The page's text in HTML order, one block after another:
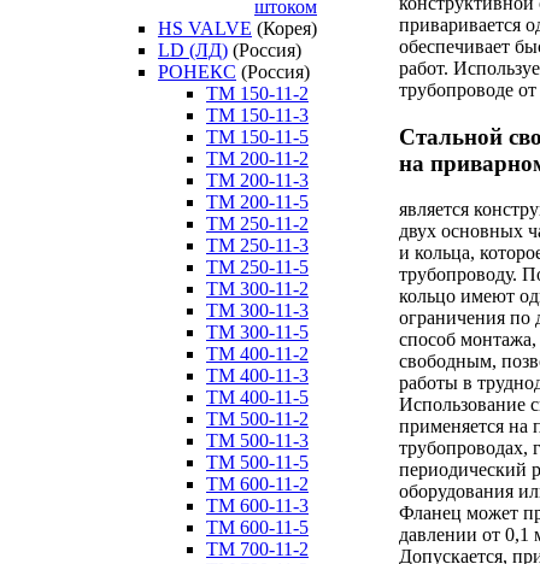
штоком
HS VALVE (Корея)
LD (ЛД) (Россия)
РОНЕКС (Россия)
ТM 150-11-2
ТM 150-11-3
ТM 150-11-5
ТM 200-11-2
ТM 200-11-3
ТM 200-11-5
ТM 250-11-2
ТM 250-11-3
ТM 250-11-5
ТM 300-11-2
ТM 300-11-3
ТM 300-11-5
ТM 400-11-2
ТM 400-11-3
ТM 400-11-5
ТM 500-11-2
ТM 500-11-3
ТM 500-11-5
ТM 600-11-2
ТM 600-11-3
ТM 600-11-5
ТM 700-11-2
приваривается
обеспечивает
работ.
трубопроводе
Стальной
на
является
двух основных
и кольца,
трубопроводу.
кольцо имеют
ограничения по
способ монтажа,
свободным,
работы в
Использование
применяется на
трубопроводах,
периодический
оборудования
Фланец может
давлении от
Допускается,